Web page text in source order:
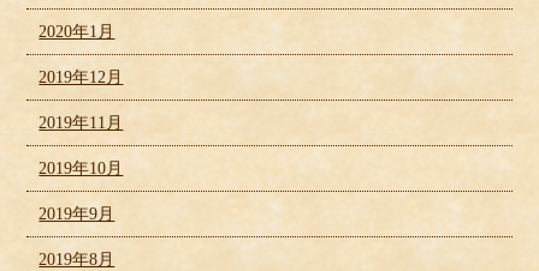
2020年1月
2019年12月
2019年11月
2019年10月
2019年9月
2019年8月